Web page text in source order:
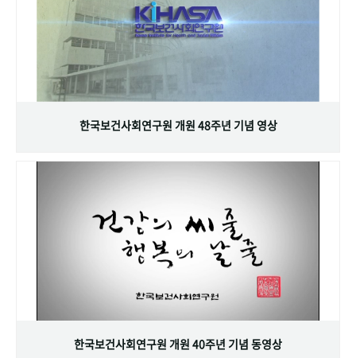
한국보건사회연구원 개원 48주년 기념 영상
한국보건사회연구원 개원 40주년 기념 동영상